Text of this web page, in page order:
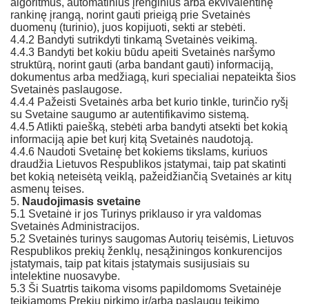
algoritmus, automatinius įrenginius arba ekvivalentinę
rankinę įrangą, norint gauti prieigą prie Svetainės
duomenų (turinio), juos kopijuoti, sekti ar stebėti.
4.4.2 Bandyti sutrikdyti tinkamą Svetainės veikimą.
4.4.3 Bandyti bet kokiu būdu apeiti Svetainės naršymo
struktūrą, norint gauti (arba bandant gauti) informaciją,
dokumentus arba medžiagą, kuri specialiai nepateikta šios
Svetainės paslaugose.
4.4.4 Pažeisti Svetainės arba bet kurio tinkle, turinčio ryšį
su Svetaine saugumo ar autentifikavimo sistemą.
4.4.5 Atlikti paiešką, stebėti arba bandyti atsekti bet kokią
informaciją apie bet kurį kitą Svetainės naudotoją.
4.4.6 Naudoti Svetainę bet kokiems tikslams, kuriuos
draudžia Lietuvos Respublikos įstatymai, taip pat skatinti
bet kokią neteisėtą veiklą, pažeidžiančią Svetainės ar kitų
asmenų teises.
5. Naudojimasis svetaine
5.1 Svetainė ir jos Turinys priklauso ir yra valdomas
Svetainės Administracijos.
5.2 Svetainės turinys saugomas Autorių teisėmis, Lietuvos
Respublikos prekių ženklų, nesąžiningos konkurencijos
įstatymais, taip pat kitais įstatymais susijusiais su
intelektine nuosavybe.
5.3 Ši Suatrtis taikoma visoms papildomoms Svetainėje
teikiamoms Prekių pirkimo ir/arba paslaugų teikimo